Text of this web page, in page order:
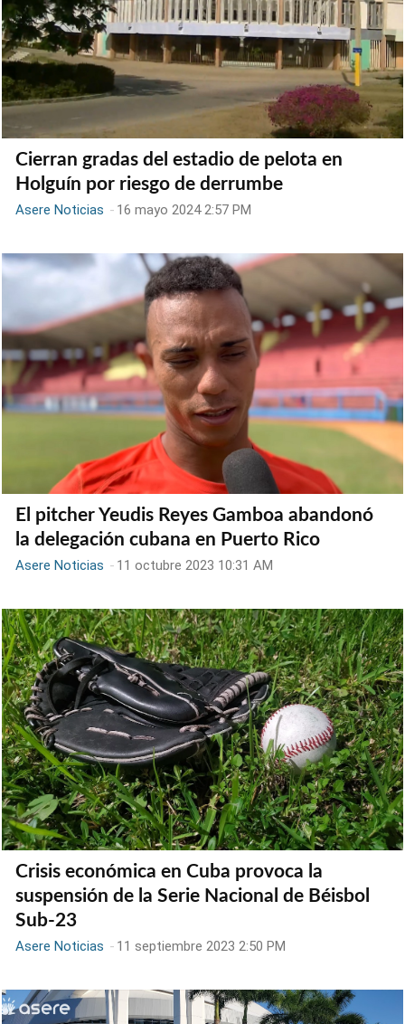
Cierran gradas del estadio de pelota en
Holguín por riesgo de derrumbe
Asere Noticias - 16 mayo 2024 2:57 PM
El pitcher Yeudis Reyes Gamboa abandonó
la delegación cubana en Puerto Rico
Asere Noticias - 11 octubre 2023 10:31 AM
Crisis económica en Cuba provoca la
suspensión de la Serie Nacional de Béisbol
Sub-23
Asere Noticias - 11 septiembre 2023 2:50 PM